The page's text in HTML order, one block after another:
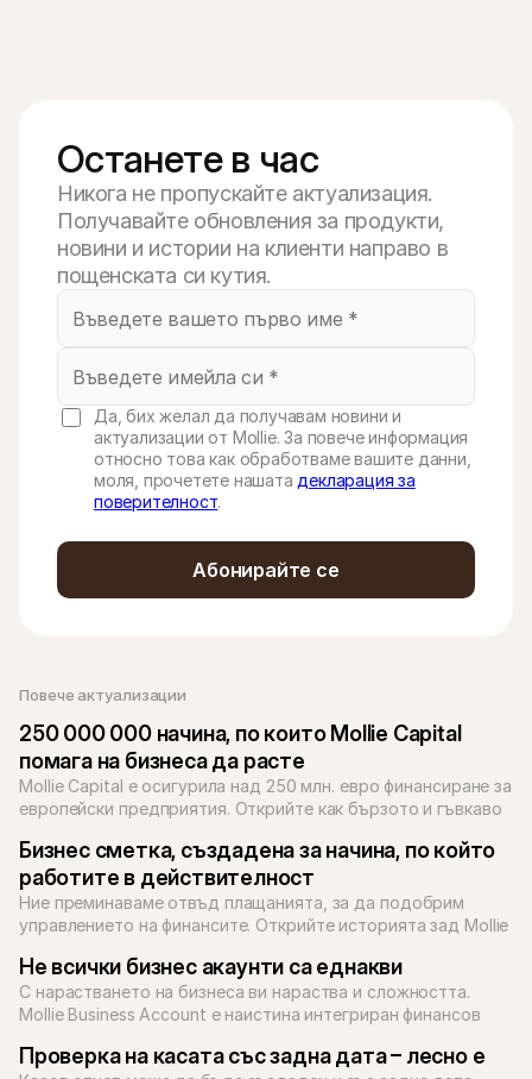
Повече актуализации
250 000 000 начина, по които Mollie Capital
помага на бизнеса да расте
Mollie Capital е осигурила над 250 млн. евро финансиране за
европейски предприятия. Открийте как бързото и гъвкаво
възможностите за растеж.
Бизнес сметка, създадена за начина, по който
работите в действителност
Ние преминаваме отвъд плащанията, за да подобрим
управлението на финансите. Открийте историята зад Mollie
Не всички бизнес акаунти са еднакви
С нарастването на бизнеса ви нараства и сложността.
Mollie Business Account е наистина интегриран финансов
Проверка на касата със задна дата – лесно е
Останете в час
Никога не пропускайте актуализация.
Получавайте обновления за продукти,
новини и истории на клиенти направо в
пощенската си кутия.
Да, бих желал да получавам новини и
актуализации от Mollie. За повече информация
относно това как обработваме вашите данни,
моля, прочетете нашата декларация за
поверителност.
Абонирайте се